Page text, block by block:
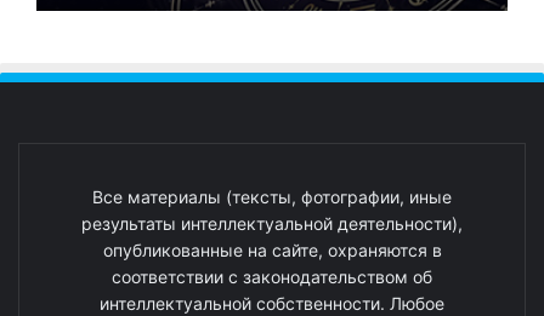
Все материалы (тексты, фотографии, иные
результаты интеллектуальной деятельности),
опубликованные на сайте, охраняются в
соответствии с законодательством об
интеллектуальной собственности. Любое